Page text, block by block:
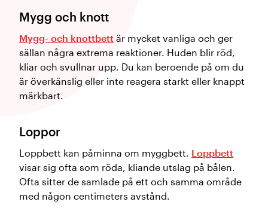
Mygg och knott
Mygg- och knottbett är mycket vanliga och ger
sällan några extrema reaktioner. Huden blir röd,
kliar och svullnar upp. Du kan beroende på om du
är överkänslig eller inte reagera starkt eller knappt
märkbart.
Loppor
Loppbett kan påminna om myggbett. Loppbett
visar sig ofta som röda, kliande utslag på bålen.
Ofta sitter de samlade på ett och samma område
med någon centimeters avstånd.